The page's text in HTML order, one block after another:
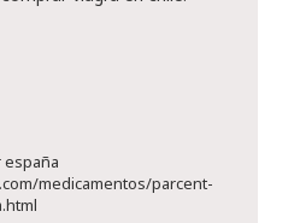
españa
medicamentos/parcent-